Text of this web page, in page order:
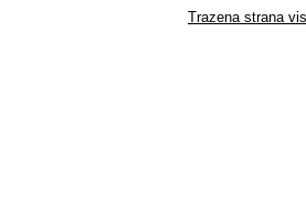
Trazena strana